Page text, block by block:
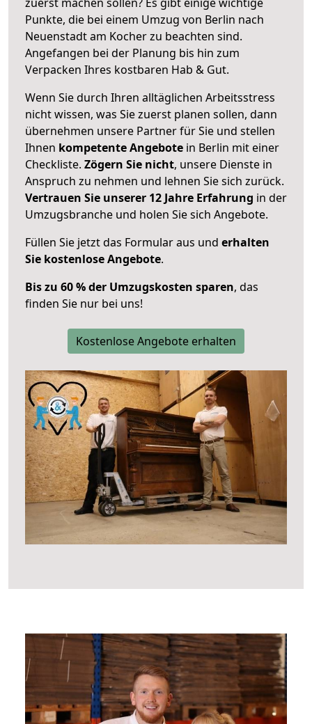
Punkte, die bei einem Umzug von Berlin nach
Neuenstadt am Kocher zu beachten sind.
Angefangen bei der Planung bis hin zum
Verpacken Ihres kostbaren Hab & Gut.
Wenn Sie durch Ihren alltäglichen Arbeitsstress
nicht wissen, was Sie zuerst planen sollen, dann
übernehmen unsere Partner für Sie und stellen
Ihnen kompetente Angebote in Berlin mit einer
Checkliste. Zögern Sie nicht, unsere Dienste in
Anspruch zu nehmen und lehnen Sie sich zurück.
Vertrauen Sie unserer 12 Jahre Erfahrung in der
Umzugsbranche und holen Sie sich Angebote.
Füllen Sie jetzt das Formular aus und erhalten
Sie kostenlose Angebote.
Bis zu 60 % der Umzugskosten sparen, das
finden Sie nur bei uns!
Kostenlose Angebote erhalten